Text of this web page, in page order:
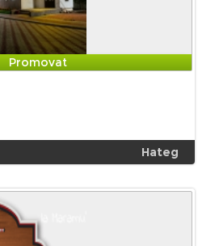
Promovat
Hateg